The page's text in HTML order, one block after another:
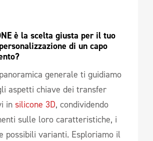
è la scelta giusta per il tuo
di un capo
generale ti guidiamo
aspetti chiave dei transfer
in silicone 3D, condividendo
sulle loro caratteristiche, i
possibili varianti. Esploriamo il